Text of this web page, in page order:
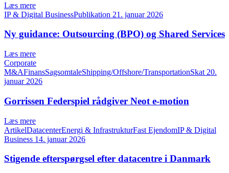
Læs mere
IP & Digital BusinessPublikation 21. januar 2026
Ny guidance: Outsourcing (BPO) og Shared Services
Læs mere
Corporate
M&AFinansSagsomtaleShipping/Offshore/TransportationSkat 20.
januar 2026
Gorrissen Federspiel rådgiver Neot e-motion
Læs mere
ArtikelDatacenterEnergi & InfrastrukturFast EjendomIP & Digital
Business 14. januar 2026
Stigende efterspørgsel efter datacentre i Danmark